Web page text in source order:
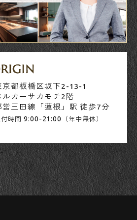
京都板橋区坂下2-13-1
ルカーサカモチ2階
営三田線「蓮根」駅 徒歩7分
時間 9:00-21:00 （年中無休）